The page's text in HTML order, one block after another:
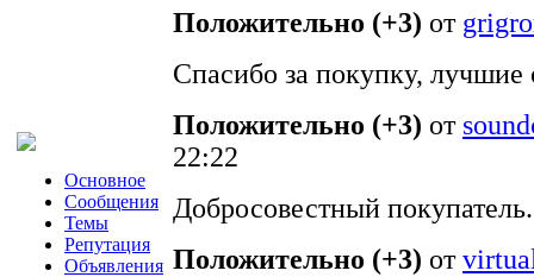
Основное
Сообщения
Темы
Репутация
Объявления
Положительно (+3) от
Спасибо за покупку, лучшие
Положительно (+3) от
22:22
Добросовестный
Положительно (+3) от